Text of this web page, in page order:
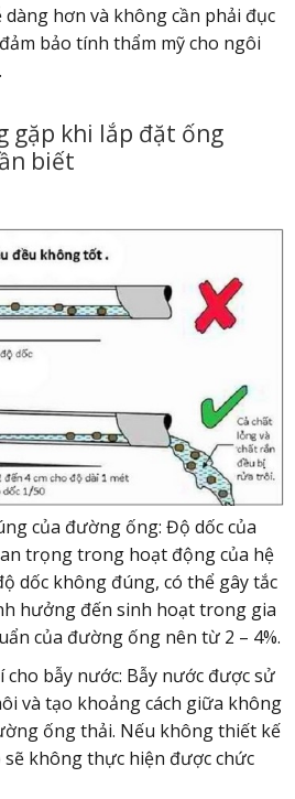
hơn và không cần phải đục
bảo tính thẩm mỹ cho ngôi
gặp khi lắp đặt ống
biết
của đường ống: Độ dốc của
trọng trong hoạt động của hệ
dốc không đúng, có thể gây tắc
hưởng đến sinh hoạt trong gia
của đường ống nên từ 2 – 4%.
bẫy nước: Bẫy nước được sử
và tạo khoảng cách giữa không
ống thải. Nếu không thiết kế
không thực hiện được chức